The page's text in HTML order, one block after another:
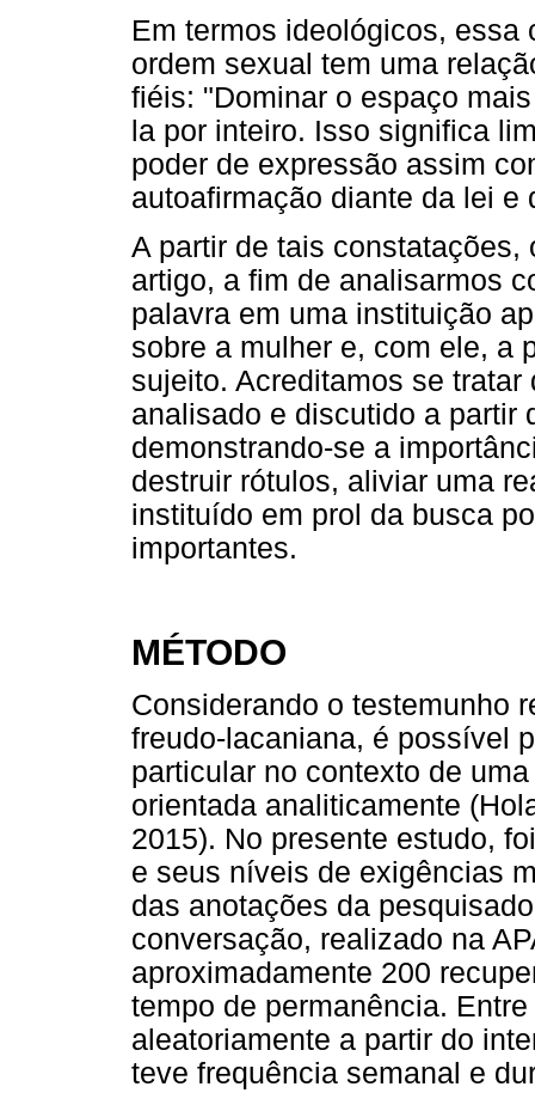
Em termos ideológicos, essa
ordem sexual tem uma
fiéis: "Dominar o espaço
la por inteiro. Isso significa
poder de expressão assim
autoafirmação diante da lei e
A partir de tais
artigo, a fim de analisarmos
palavra em uma instituição
sobre a mulher e, com ele, a
sujeito. Acreditamos se
analisado e discutido a partir
demonstrando-se a
destruir rótulos, aliviar uma
instituído em prol da busca
importantes.
MÉTODO
Considerando o testemunho
freudo-lacaniana, é possível
particular no contexto de
orientada analiticamente
2015). No presente estudo,
e seus níveis de exigências
das anotações da
conversação, realizado na
aproximadamente 200
tempo de permanência.
aleatoriamente a partir do
teve frequência semanal e